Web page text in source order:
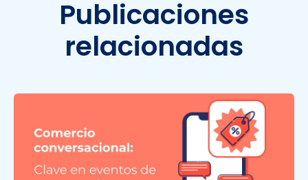
Publicaciones
relacionadas